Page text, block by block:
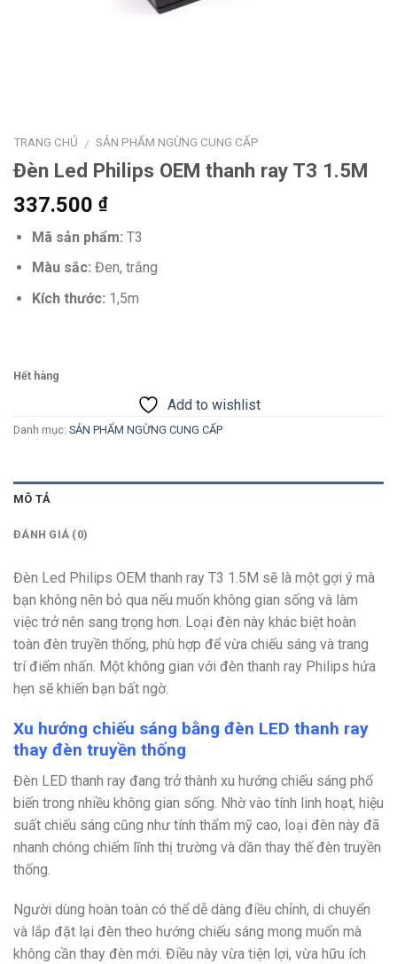
TRANG CHỦ / SẢN PHẨM NGỪNG CUNG CẤP
Đèn Led Philips OEM thanh ray T3 1.5M
337.500 ₫
Mã sản phẩm: T3
Màu sắc: Đen, trắng
Kích thước: 1,5m
Hết hàng
Add to wishlist
Danh mục: SẢN PHẨM NGỪNG CUNG CẤP
MÔ TẢ
ĐÁNH GIÁ (0)
Đèn Led Philips OEM thanh ray T3 1.5M sẽ là một gợi ý mà
bạn không nên bỏ qua nếu muốn không gian sống và làm
việc trở nên sang trọng hơn. Loại đèn này khác biệt hoàn
toàn đèn truyền thống, phù hợp để vừa chiếu sáng và trang
trí điểm nhấn. Một không gian với đèn thanh ray Philips hứa
hẹn sẽ khiến bạn bất ngờ.
Xu hướng chiếu sáng bằng đèn LED thanh ray
thay đèn truyền thống
Đèn LED thanh ray đang trở thành xu hướng chiếu sáng phổ
biến trong nhiều không gian sống. Nhờ vào tính linh hoạt, hiệu
suất chiếu sáng cũng như tính thẩm mỹ cao, loại đèn này đã
nhanh chóng chiếm lĩnh thị trường và dần thay thế đèn truyền
thống.
Người dùng hoàn toàn có thể dễ dàng điều chỉnh, di chuyển
và lắp đặt lại đèn theo hướng chiếu sáng mong muốn mà
không cần thay đèn mới. Điều này vừa tiện lợi, vừa hữu ích